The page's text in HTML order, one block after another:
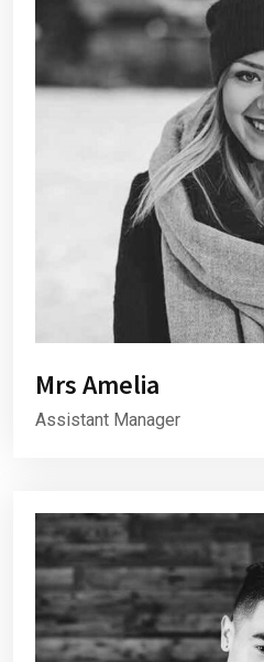
Mrs Amelia
Assistant Manager